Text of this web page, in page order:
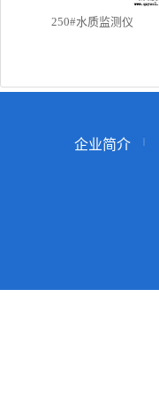
250#水质监测仪
企业简介